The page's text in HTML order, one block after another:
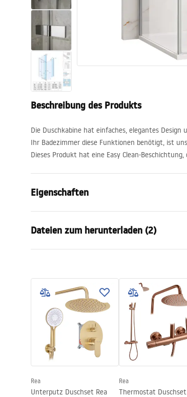
Badarmaturen
Duschen
Küche
Badezimmerzubehör und Möbel
Beschreibung des Produkts
Die Duschkabine hat einfaches, elegantes
Ihr Badezimmer diese Funktionen benötigt, ist
Dieses Produkt hat eine Easy Clean-
Eigenschaften
Farbe der Armatur
Duschkabine Typ
Öffnungsmethode
Montage
Höhe
Kabinenrichtung
Garantie
Easy Clean Beschichtung
Dateien zum herunterladen (2)
WARUNKI BEZPIECZENSTWA
KABINY DRZWI PARAWANY.pdf
Rea
Unterputz Duschset Rea
Rea
Thermostat